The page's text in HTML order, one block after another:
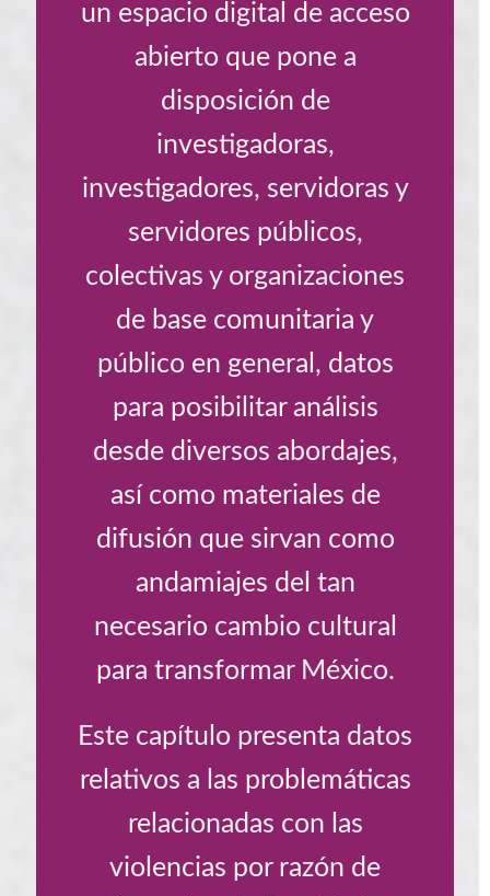
un espacio digital de acceso
abierto que pone a
disposición de
investigadoras,
investigadores, servidoras y
servidores públicos,
colectivas y organizaciones
de base comunitaria y
público en general, datos
para posibilitar análisis
desde diversos abordajes,
así como materiales de
difusión que sirvan como
andamiajes del tan
necesario cambio cultural
para transformar México.
Este capítulo presenta datos
relativos a las problemáticas
relacionadas con las
violencias por razón de